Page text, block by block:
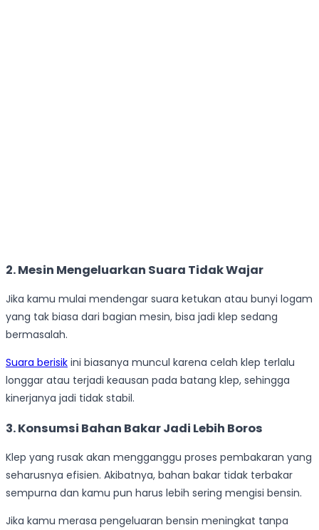
2. Mesin Mengeluarkan Suara Tidak Wajar
Jika kamu mulai mendengar suara ketukan atau bunyi logam
yang tak biasa dari bagian mesin, bisa jadi klep sedang
bermasalah.
Suara berisik ini biasanya muncul karena celah klep terlalu
longgar atau terjadi keausan pada batang klep, sehingga
kinerjanya jadi tidak stabil.
3. Konsumsi Bahan Bakar Jadi Lebih Boros
Klep yang rusak akan mengganggu proses pembakaran yang
seharusnya efisien. Akibatnya, bahan bakar tidak terbakar
sempurna dan kamu pun harus lebih sering mengisi bensin.
Jika kamu merasa pengeluaran bensin meningkat tanpa